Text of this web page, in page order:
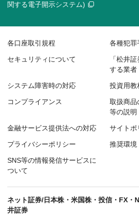
関する電子開示システム)
各口座取引規程 各種犯罪
セキュリティについて
「松井
する業者
システム障害時の対応 投資用教
コンプライアンス
取扱商品
等の説明
金融サービス提供法への対応 サイトポ
プライバシーポリシー 推奨環境
SNS等の情報発信サービスに
ついて
ネット証券/日本株・米国株・投信・FX・
井証券